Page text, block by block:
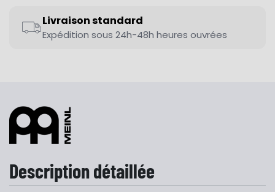
Livraison standard
Expédition sous 24h-48h heures ouvrées
Description détaillée